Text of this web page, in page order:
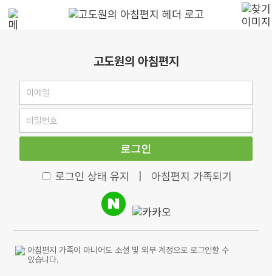
고도원의 아침편지
로그인
로그인 상태 유지 아침편지 가족되기
아침편지 가족이 아니어도 소셜 및 외부 계정으로 로그인할 수
있습니다.